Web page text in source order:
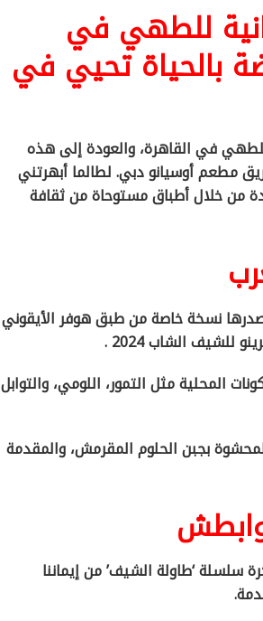
للطهي في
بالحياة تحيي في
في القاهرة، والعودة إلى هذه
مطعم أوسيانو دبي. لطالما أبهرتني
من خلال أطباق مستوحاة من ثقافة
نسخة خاصة من طبق هوفر الأيقوني
الشاب 2024 .
المحلية مثل التمور، اللومي، والتوابل
بجبن الحلوم المقرمش، والمقدمة
سلسلة ‘طاولة الشيف’ من إيماننا